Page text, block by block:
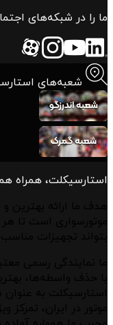
ما را در شبکه‌های
شعبه‌های
استارسیکلت، همراه